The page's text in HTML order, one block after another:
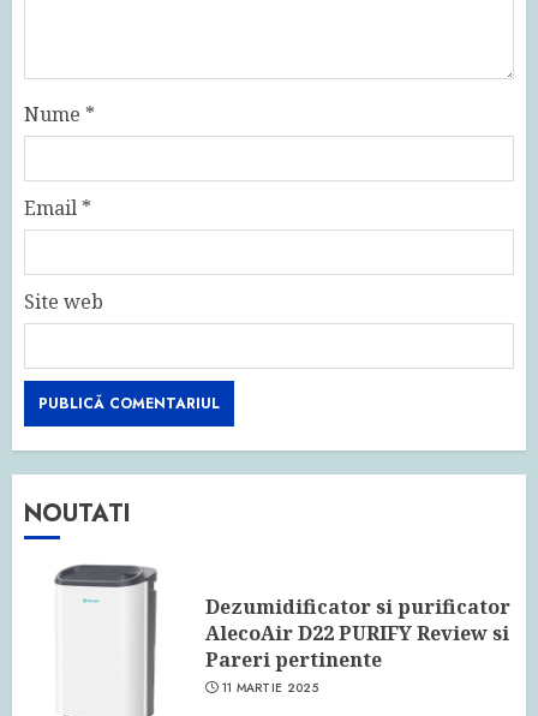
Nume *
Email *
Site web
NOUTATI
Dezumidificator si purificator
AlecoAir D22 PURIFY Review si
Pareri pertinente
11 MARTIE 2025